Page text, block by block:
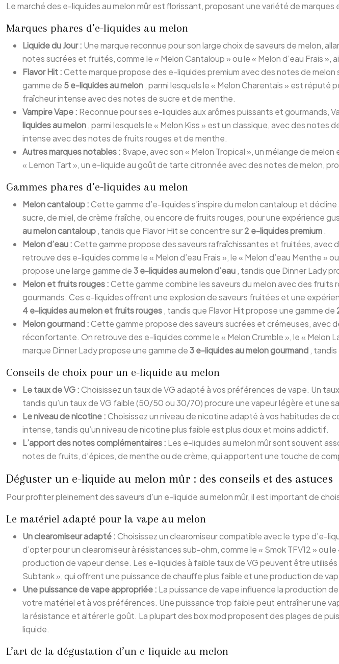
Le marché des e-liquides au melon mûr est florissant, proposant une variété de
Marques phares d’e-liquides au melon
Liquide du Jour : Une marque reconnue pour son large choix de saveurs de melon,
notes sucrées et fruités, comme le « Melon Cantaloup » ou le « Melon d’eau Frais »,
Flavor Hit :Cette marque propose des e-liquides premium avec des notes de
gamme de 5 e-liquides au melon , parmi lesquels le « Melon Charentais » est
fraîcheur intense avec des notes de sucre et de menthe.
Vampire Vape : Reconnue pour ses e-liquides aux arômes puissants et gourmands,
liquides au melon , parmi lesquels le « Melon Kiss » est un classique, avec des
intense avec des notes de fruits rouges et de menthe.
Autres marques notables :8vape, avec son « Melon Tropical », un mélange de
« Lemon Tart », un e-liquide au goût de tarte citronnée avec des notes de melon,
Gammes phares d’e-liquides au melon
Melon cantaloup :Cette gamme d’e-liquides s’inspire du melon cantaloup et
sucre, de miel, de crème fraîche, ou encore de fruits rouges, pour une expérience
au melon cantaloup , tandis que Flavor Hit se concentre sur2 e-liquides premium .
Melon d’eau :Cette gamme propose des saveurs rafraîchissantes et fruitées,
retrouve des e-liquides comme le « Melon d’eau Frais », le « Melon d’eau Menthe »
propose une large gamme de3 e-liquides au melon d’eau , tandis que Dinner Lady
Melon et fruits rouges :Cette gamme combine les saveurs du melon avec des fruits
gourmands. Ces e-liquides offrent une explosion de saveurs fruitées et une
4 e-liquides au melon et fruits rouges , tandis que Flavor Hit propose une gamme de
Melon gourmand :Cette gamme propose des saveurs sucrées et crémeuses, avec
réconfortante. On retrouve des e-liquides comme le « Melon Crumble », le «
marque Dinner Lady propose une gamme de3 e-liquides au melon gourmand ,
Conseils de choix pour un e-liquide au melon
Le taux de VG :Choisissez un taux de VG adapté à vos préférences de vape. Un
tandis qu’un taux de VG faible (50/50 ou 30/70) procure une vapeur légère et une
Le niveau de nicotine :Choisissez un niveau de nicotine adapté à vos habitudes de
intense, tandis qu’un niveau de nicotine plus faible est plus doux et moins addictif.
L’apport des notes complémentaires : Les e-liquides au melon mûr sont souvent
notes de fruits, d’épices, de menthe ou de crème, qui apportent une touche de
Déguster un e-liquide au melon mûr : des conseils et des astuces
Pour profiter pleinement des saveurs d’un e-liquide au melon mûr, il est important de
Le matériel adapté pour la vape au melon
Un clearomiseur adapté :Choisissez un clearomiseur compatible avec le type d’e-
d’opter pour un clearomiseur à résistances sub-ohm, comme le « Smok TFV12 »
production de vapeur dense. Les e-liquides à faible taux de VG peuvent être
Subtank », qui offrent une puissance de chauffe plus faible et une production de
Une puissance de vape appropriée : La puissance de vape influence la production
votre matériel et à vos préférences. Une puissance trop faible peut entraîner une
la résistance et altérer le goût. La plupart des box mod proposent des plages de
liquide.
L’art de la dégustation d’un e-liquide au melon